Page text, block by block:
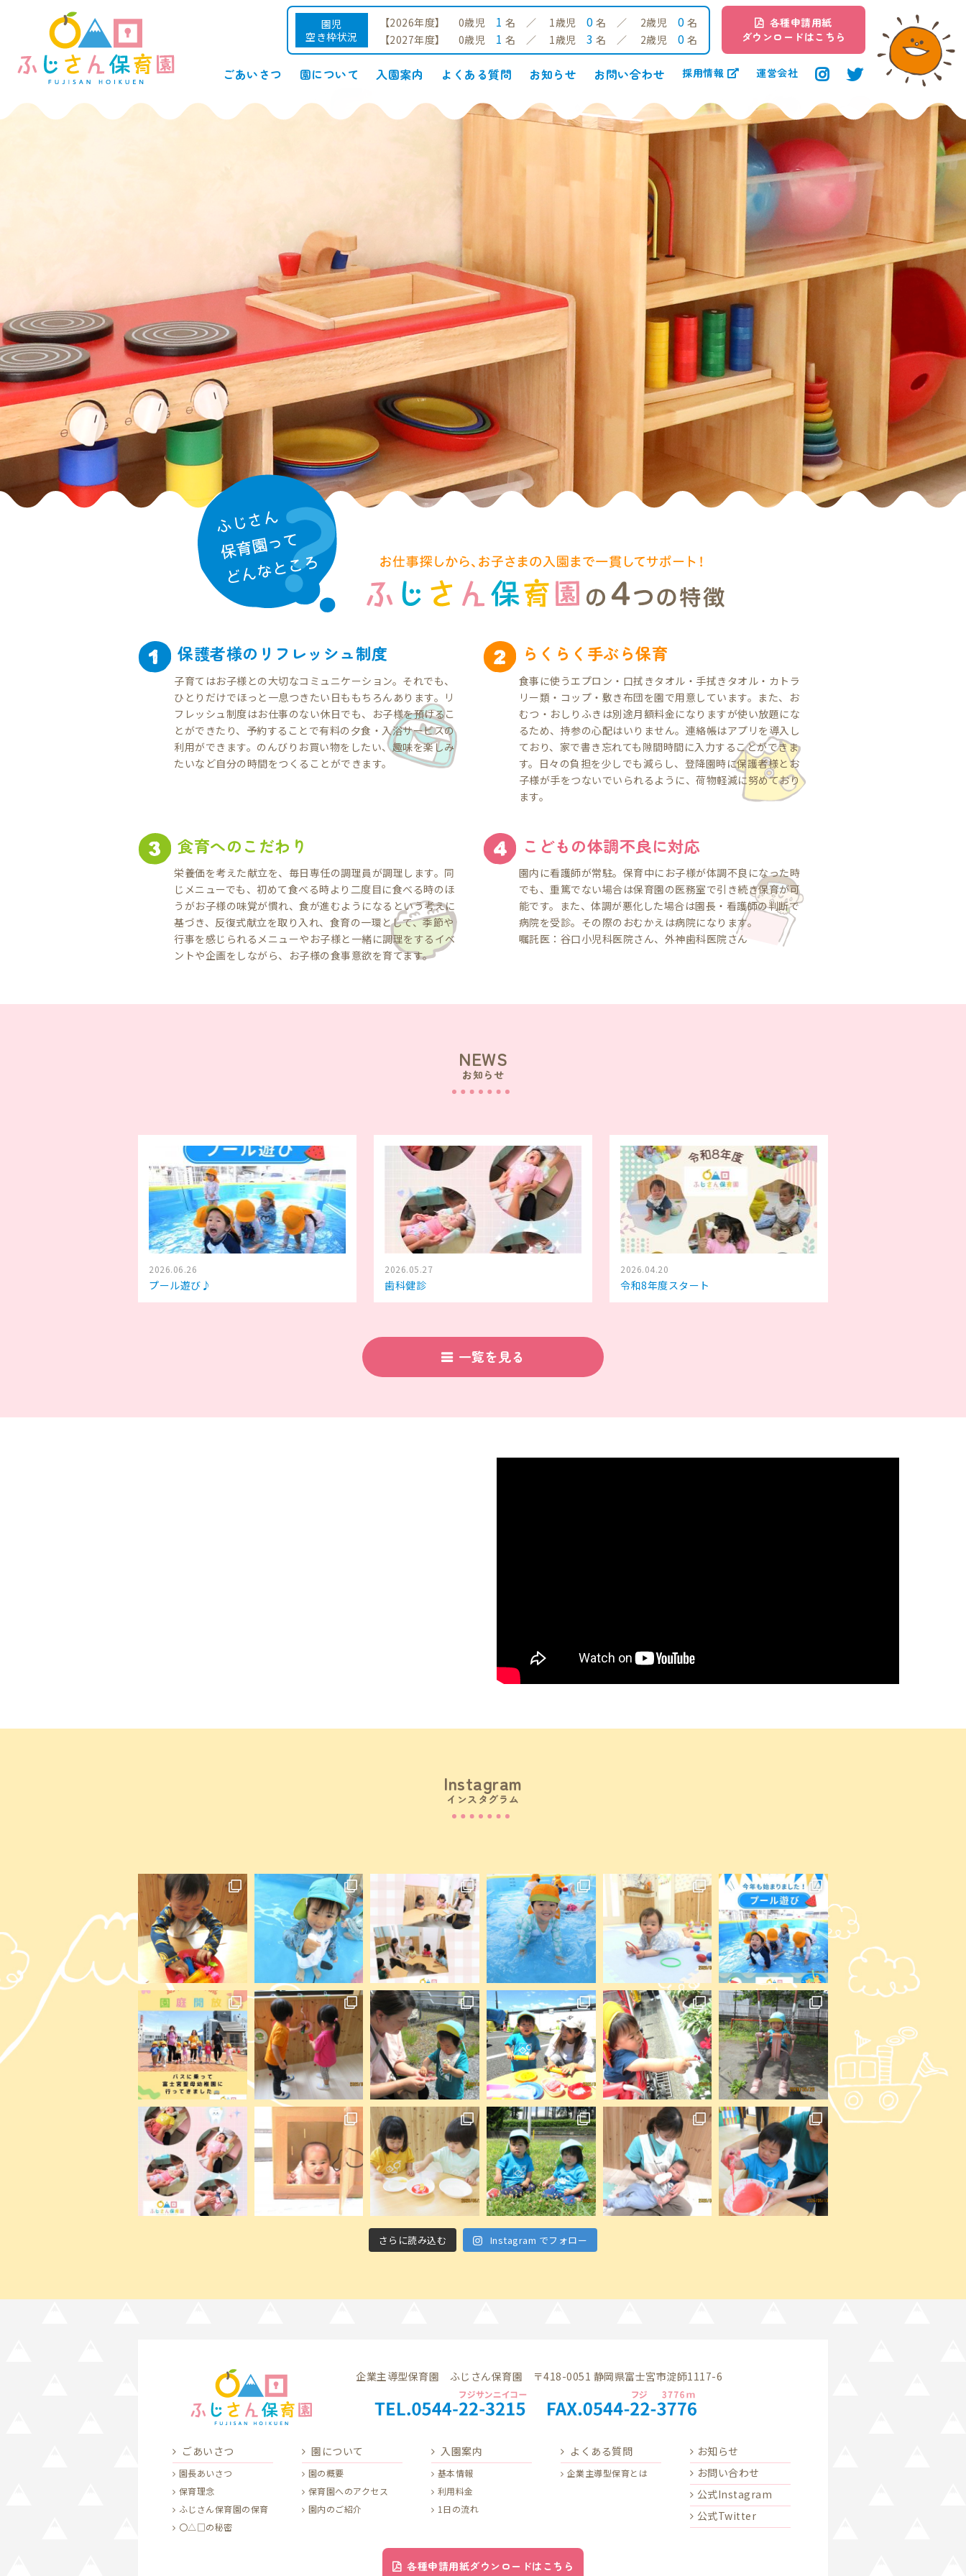
園児
空き枠状況
【2026年度】 0歳児 1 名 ／ 1歳児 0 名 ／ 2歳児 0 名
【2027年度】 0歳児 1 名 ／ 1歳児 3 名 ／ 2歳児 0 名
各種申請用紙
ダウンロードはこちら
ごあいさつ 園について 入園案内 よくある質問 お知らせ お問い合わせ 採用情報 運営会社
保護者様のリフレッシュ制度
子育てはお子様との大切なコミュニケーション。それでも、
ひとりだけでほっと一息つきたい日ももちろんあります。リ
フレッシュ制度はお仕事のない休日でも、お子様を預けるこ
とができたり、予約することで有料の夕食・入浴サービスの
利用ができます。のんびりお買い物をしたい、趣味を楽しみ
たいなど自分の時間をつくることができます。
らくらく手ぶら保育
食事に使うエプロン・口拭きタオル・手拭きタオル・カトラ
リー類・コップ・敷き布団を園で用意しています。また、お
むつ・おしりふきは別途月額料金になりますが使い放題にな
るため、持参の心配はいりません。連絡帳はアプリを導入し
ており、家で書き忘れても隙間時間に入力することができま
す。日々の負担を少しでも減らし、登降園時に保護者様とお
子様が手をつないでいられるように、荷物軽減に努めており
ます。
食育へのこだわり
栄養価を考えた献立を、毎日専任の調理員が調理します。同
じメニューでも、初めて食べる時より二度目に食べる時のほ
うがお子様の味覚が慣れ、食が進むようになるという考えに
基づき、反復式献立を取り入れ、食育の一環として、季節や
行事を感じられるメニューやお子様と一緒に調理をするイベ
ントや企画をしながら、お子様の食事意欲を育てます。
こどもの体調不良に対応
園内に看護師が常駐。保育中にお子様が体調不良になった時
でも、重篤でない場合は保育園の医務室で引き続き保育が可
能です。また、体調が悪化した場合は園長・看護師の判断で
病院を受診。その際のおむかえは病院になります。
嘱託医：谷口小児科医院さん、外神歯科医院さん
NEWS
お知らせ
2026.06.26
プール遊び♪
2026.05.27
歯科健診
2026.04.20
令和8年度スタート
一覧を見る
Instagram
インスタグラム
さらに読み込む Instagram でフォロー
企業主導型保育園 ふじさん保育園 〒418-0051 静岡県富士宮市淀師1117-6
ごあいさつ
園長あいさつ
保育理念
ふじさん保育園の保育
〇△□の秘密
園について
園の概要
保育園へのアクセス
園内のご紹介
入園案内
基本情報
利用料金
1日の流れ
よくある質問
企業主導型保育とは
お知らせ
お問い合わせ
公式Instagram
公式Twitter
各種申請用紙ダウンロードはこちら